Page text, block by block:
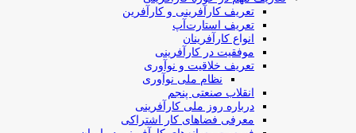
تعریف کارآفرینی و کارآفرین
تعریف استارت‌آپ
انواع کارآفرینان
موفقیت در کارآفرینی
تعریف خلاقیت و نوآوری
نظام ملی نوآوری
انقلاب صنعتی پنجم
درباره روز ملی کارآفرینی
معرفی فضاهای کار اشتراکی